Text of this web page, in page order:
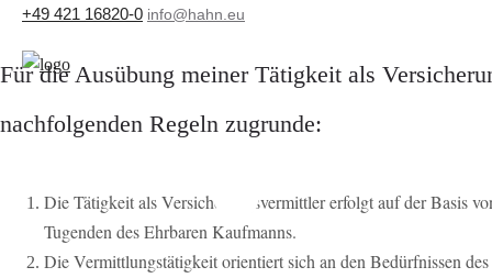
+49 421 16820-0 info@hahn.eu
Für die Ausübung meiner Tätigkeit als
nachfolgenden Regeln zugrunde:
Die Tätigkeit als Versicherungsvermittler erfolgt auf der Basis
Tugenden des Ehrbaren Kaufmanns.
Die Vermittlungstätigkeit orientiert sich an den Bedürfnissen